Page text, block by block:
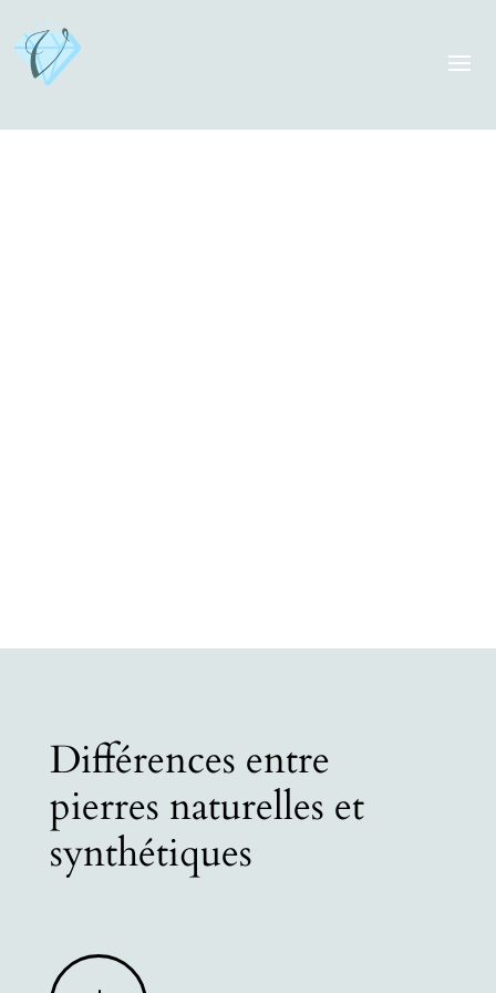
Différences entre
pierres naturelles et
synthétiques